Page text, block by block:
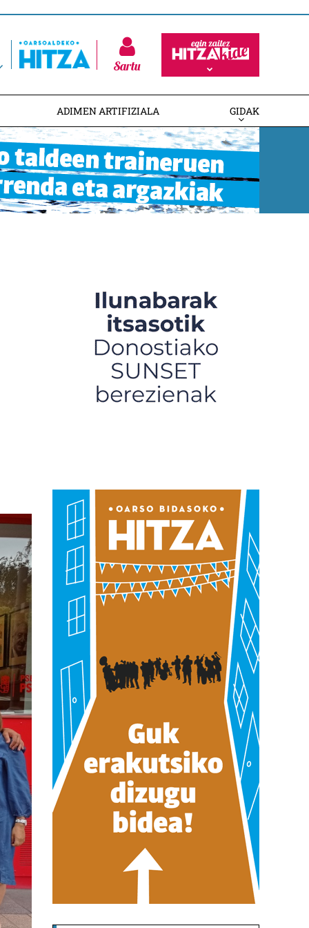
Sartu
ADIMEN ARTIFIZIALA GIDAK